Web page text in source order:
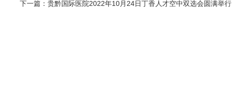
下一篇：贵黔国际医院2022年10月24日丁香人才空中双选会圆满举行